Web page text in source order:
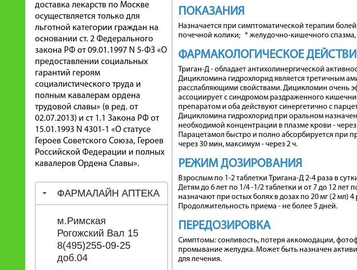
доставка лекарств по Москве
осуществляется только для
льготной категории граждан на
основании ст. 2 Федерального
закона РФ от 09.01.1997 N 5-ФЗ «О
предоставлении социальных
гарантий героям
социалистического труда и
полным кавалерам ордена
трудовой славы» (в ред. от
02.07.2013) и ст 1.1 Закона РФ от
15.01.1993 N 4301-1 «О статусе
Героев Советского Союза, Героев
Российской Федерации и полных
кавалеров Ордена Славы».
ФАРМАЛАЙН АПТЕКА
м.Римская
Рогожский Вал 15
8(495)255-09-25
доб.04
ПОКАЗАНИЯ
Назначается при симптоматической терапии
почечной колики; * желудочно-кишечного
ФАРМАКОЛОГИЧЕСКОЕ
Триган-Д - обладает антихолинергической
Дицикломина гидрохлорид является третичным
расслабляющими свойствами. Дицикломин очень
ассоциирует с синдромом раздраженного
препаратом и оба действуют синергетично с
Дицикломина гидрохлорид при оральном
необходимой концентрации в плазме крови -
Парацетамол быстро и полно абсорбируется при
через 30 мин, максимум - через 2 ч.
РЕЖИМ ДОЗИРОВАНИЯ
Взрослым по 1-2 таблетки Тригана-Д 2-4 раза в
Детям до 6 лет по 1/4 -1/2 таблетки и от 7 до 12
назначают при остых болях в дозах по 20 мг (2 мл)
Продолжительность приема - не более 5 дней.
ПЕРЕДОЗИРОВКА
Симптомы: сонливость, потеря аккомодации,
промывание желудка. Может быть назначен
для лечения.